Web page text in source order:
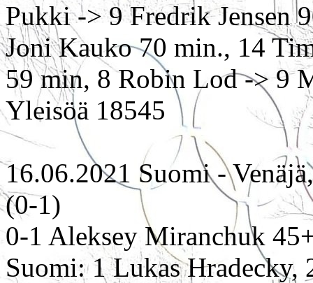
Pukki -> 9 Fredrik Jensen
Joni Kauko 70 min., 14
59 min, 8 Robin Lod -> 9
Yleisöä 18545
16.06.2021 Suomi -
(0-1)
0-1 Aleksey Miranchuk
Suomi: 1 Lukas Hradecky,